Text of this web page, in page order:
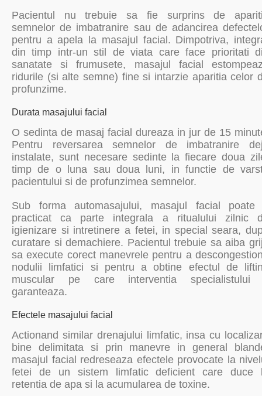
Pacientul nu trebuie sa fie surprins de
semnelor de imbatranire sau de adancirea
pentru a apela la masajul facial. Dimpotriva,
din timp intr-un stil de viata care face prioritati
sanatate si frumusete, masajul facial
ridurile (si alte semne) fine si intarzie aparitia celor
profunzime.
Durata masajului facial
O sedinta de masaj facial dureaza in jur de 15
Pentru reversarea semnelor de imbatranire
instalate, sunt necesare sedinte la fiecare doua
timp de o luna sau doua luni, in functie de
pacientului si de profunzimea semnelor.
Sub forma automasajului, masajul facial poate
practicat ca parte integrala a ritualului zilnic
igienizare si intretinere a fetei, in special seara,
curatare si demachiere. Pacientul trebuie sa aiba
sa execute corect manevrele pentru a
nodulii limfatici si pentru a obtine efectul de
muscular pe care interventia specialistului
garanteaza.
Efectele masajului facial
Actionand similar drenajului limfatic, insa cu
bine delimitata si prin manevre in general
masajul facial redreseaza efectele provocate la
fetei de un sistem limfatic deficient care duce
retentia de apa si la acumularea de toxine.